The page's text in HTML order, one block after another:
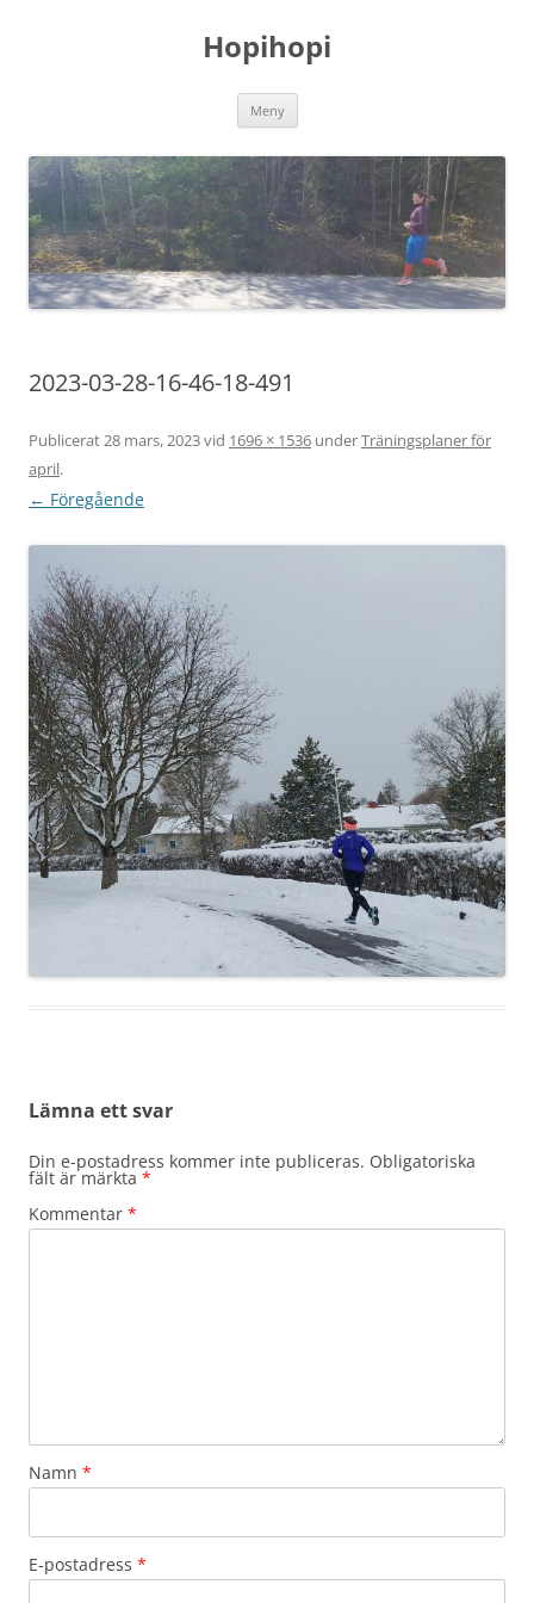
Hopihopi
Meny
2023-03-28-16-46-18-491
Publicerat 28 mars, 2023vid 1696 × 1536 underTräningsplaner för
april.
← Föregående
Lämna ett svar
Din e-postadress kommer inte publiceras. Obligatoriska
fält är märkta *
Kommentar *
Namn *
E-postadress *